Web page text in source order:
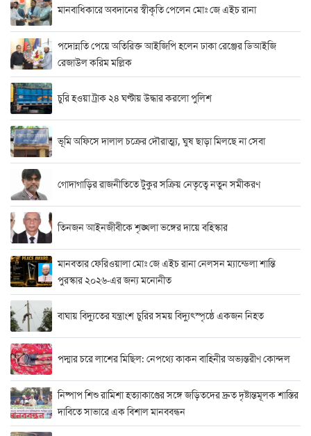
মানবাধিকারে অবদানের স্বীকৃতি পেলেন মোঃ জে এইচ রানা
পদোন্নতি পেয়ে অতিরিক্ত আইজিপি হলেন ঢাকা রেঞ্জের ডিআইজি
রেজাউল করিম মল্লিক
চুরি হওয়া ট্রাক ২৪ ঘণ্টায় উদ্ধার করলো পুলিশ
ভূমি অফিসে দালাল চক্রের দৌরাত্ম্য, ঘুষ ছাড়া মিলছে না সেবা
গোদাগাড়ির রাজনীতিতে টুকুর সক্রিয় নেতৃত্বে নতুন সমীকরণ
তিনজন আইনজীবীকে শৃঙ্খলা ভঙ্গের দায়ে বহিস্কার
মানবতার ফেরিওয়ালা মোঃ জে এইচ রানা নেলসন ম্যান্ডেলা শান্তি
পুরস্কার ২০২৬-এর জন্য মনোনীত
বাঘায় বিদ্যুতের যন্ত্রাংশ চুরির সময় বিদ্যুৎস্পৃষ্ঠে একজন নিহত
পদ্মার চরে লাশের মিছিল: নেপথ্যে কাকন বাহিনীর অভ্যন্তরীণ কোন্দল
নিষ্পাপ শিশু রামিশা হত্যাকাণ্ডের সঙ্গে জড়িতদের দ্রুত দৃষ্টান্তমূলক শাস্তির
দাবিতে সাভারে এক বিশাল মানববন্ধন